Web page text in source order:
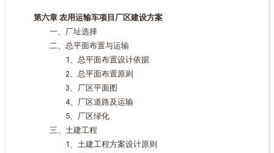
第六章 农用运输车项目厂区建设方案
一、厂址选择
二、总平面布置与运输
1、总平面布置设计依据
2、总平面布置原则
3、厂区平面图
4、厂区道路及运输
5、厂区绿化
三、土建工程
1、土建工程方案设计原则